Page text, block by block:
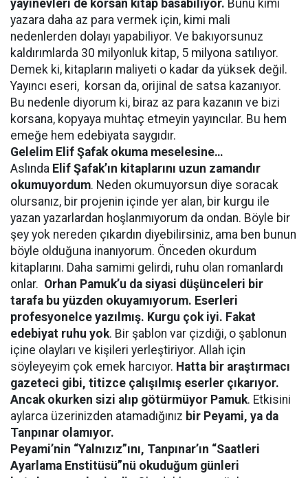
yayınevleri de korsan kitap basabiliyor. Bunu kimi
yazara daha az para vermek için, kimi mali
nedenlerden dolayı yapabiliyor. Ve bakıyorsunuz
kaldırımlarda 30 milyonluk kitap, 5 milyona satılıyor.
Demek ki, kitapların maliyeti o kadar da yüksek değil.
Yayıncı eseri, korsan da, orijinal de satsa kazanıyor.
Bu nedenle diyorum ki, biraz az para kazanın ve bizi
korsana, kopyaya muhtaç etmeyin yayıncılar. Bu hem
emeğe hem edebiyata saygıdır.
Gelelim Elif Şafak okuma meselesine…
Aslında Elif Şafak’ın kitaplarını uzun zamandır
okumuyordum. Neden okumuyorsun diye soracak
olursanız, bir projenin içinde yer alan, bir kurgu ile
yazan yazarlardan hoşlanmıyorum da ondan. Böyle bir
şey yok nereden çıkardın diyebilirsiniz, ama ben bunun
böyle olduğuna inanıyorum. Önceden okurdum
kitaplarını. Daha samimi gelirdi, ruhu olan romanlardı
onlar. Orhan Pamuk’u da siyasi düşünceleri bir
tarafa bu yüzden okuyamıyorum. Eserleri
profesyonelce yazılmış. Kurgu çok iyi. Fakat
edebiyat ruhu yok. Bir şablon var çizdiği, o şablonun
içine olayları ve kişileri yerleştiriyor. Allah için
söyleyeyim çok emek harcıyor. Hatta bir araştırmacı
gazeteci gibi, titizce çalışılmış eserler çıkarıyor.
Ancak okurken sizi alıp götürmüyor Pamuk. Etkisini
aylarca üzerinizden atamadığınız bir Peyami, ya da
Tanpınar olamıyor.
Peyami’nin “Yalnızız”ını, Tanpınar’ın “Saatleri
Ayarlama Enstitüsü”nü okuduğum günleri